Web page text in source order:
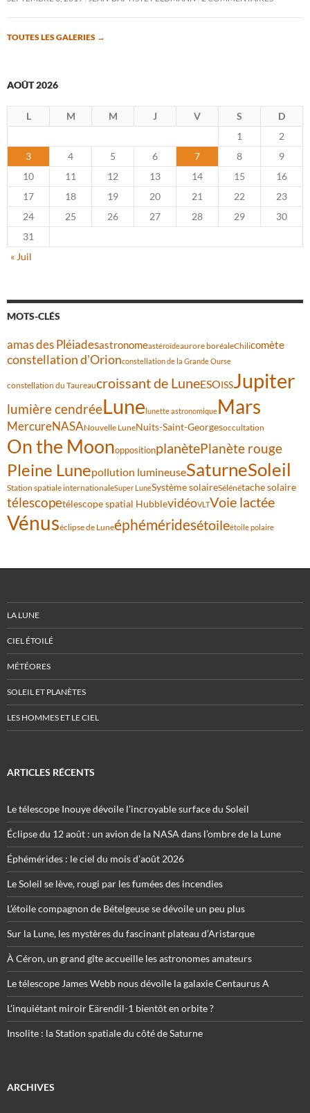
TOUTES LES GALERIES →
AOÛT 2026
L M M J V S
D
1
2
3
4 5 6 7 8
9
10
11 12 13 14 15
16
17
18 19 20 21 22
23
24
25 26 27 28 29
30
31
« Juil
MOTS-CLÉS
amas des Pléiadesastronomeastéroïdeaurore boréaleChilicomète
constellation d'Orionconstellation de la Grande Ourse
constellation du Taureaucroissant de LuneESOISSJupiter
lumière cendréeLunelunette astronomiqueMars
MercureNASANouvelle LuneNuits-Saint-Georgesoccultation
On the MoonoppositionplanètePlanète rouge
Pleine Lunepollution lumineuseSaturneSoleil
Station spatiale internationaleSuper LuneSystème solaireSélénétache solaire
télescopetélescope spatial HubblevidéoVLTVoie lactée
Vénuséclipse de Luneéphéméridesétoileétoile polaire
LA LUNE
CIEL ÉTOILÉ
MÉTÉORES
SOLEIL ET PLANÈTES
LES HOMMES ET LE CIEL
ARTICLES RÉCENTS
Le télescope Inouye dévoile l’incroyable surface du Soleil
Éclipse du 12 août : un avion de la NASA dans l’ombre de la Lune
Éphémérides : le ciel du mois d’août 2026
Le Soleil se lève, rougi par les fumées des incendies
L’étoile compagnon de Bételgeuse se dévoile un peu plus
Sur la Lune, les mystères du fascinant plateau d’Aristarque
À Céron, un grand gîte accueille les astronomes amateurs
Le télescope James Webb nous dévoile la galaxie Centaurus A
L’inquiétant miroir Eärendil-1 bientôt en orbite ?
Insolite : la Station spatiale du côté de Saturne
ARCHIVES